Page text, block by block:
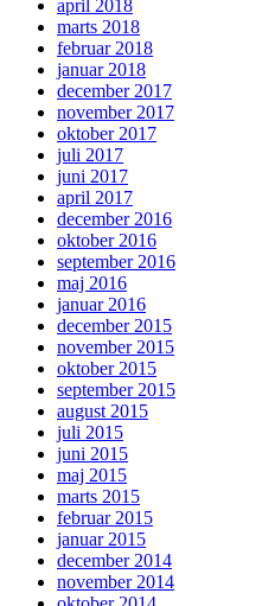
april 2018
marts 2018
februar 2018
januar 2018
december 2017
november 2017
oktober 2017
juli 2017
juni 2017
april 2017
december 2016
oktober 2016
september 2016
maj 2016
januar 2016
december 2015
november 2015
oktober 2015
september 2015
august 2015
juli 2015
juni 2015
maj 2015
marts 2015
februar 2015
januar 2015
december 2014
november 2014